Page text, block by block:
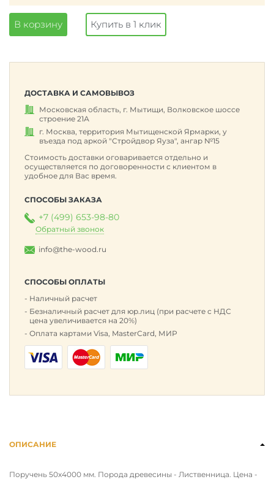
В корзину Купить в 1 клик
ДОСТАВКА И САМОВЫВОЗ
Московская область, г. Мытищи, Волковское шоссе
строение 21А
г. Москва, территория Мытищенской Ярмарки, у
въезда под аркой "Стройдвор Яуза", ангар №15
Стоимость доставки оговаривается отдельно и
осуществляется по договоренности с клиентом в
удобное для Вас время.
СПОСОБЫ ЗАКАЗА
+7 (499) 653-98-80
Обратный звонок
info@the-wood.ru
СПОСОБЫ ОПЛАТЫ
Наличный расчет
Безналичный расчет для юр.лиц (при расчете с НДС
цена увеличивается на 20%)
Оплата картами Visa, MasterCard, МИР
ОПИСАНИЕ
Поручень 50х4000 мм. Порода древесины - Лиственница. Цена -